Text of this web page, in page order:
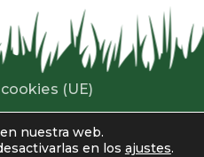
(UE)
porestudio Gnomo
nuestra web.
en los ajustes.